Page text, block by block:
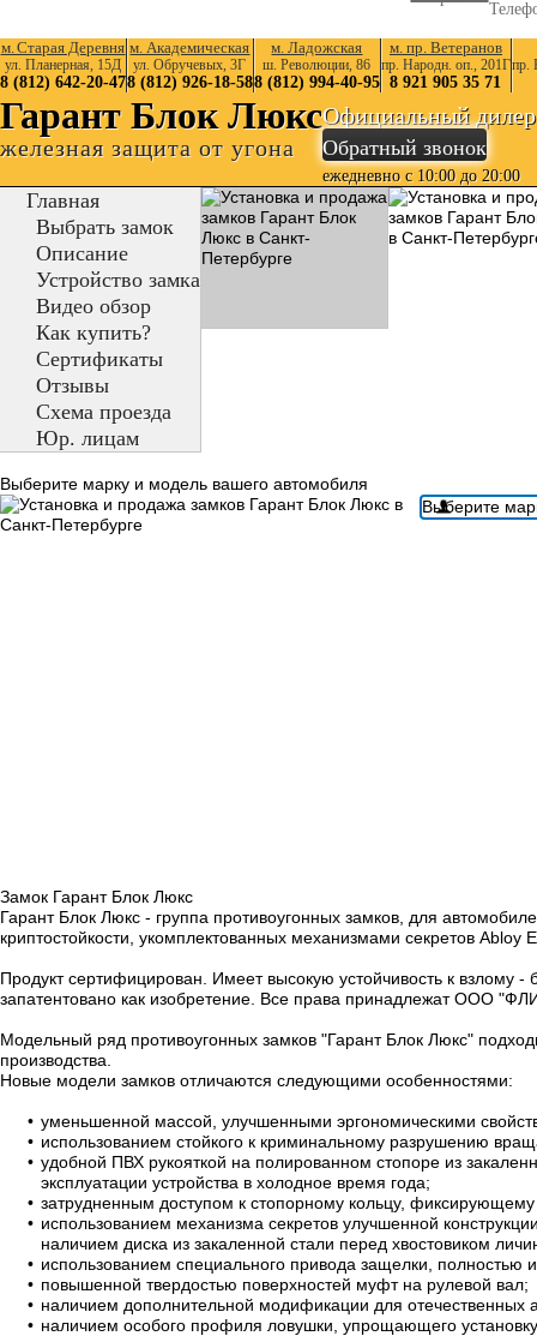
м. Старая Деревня
ул. Планерная, 15Д
8 (812) 642-20-47
м. Академическая
ул. Обручевых, 3Г
8 (812) 926-18-58
м. Ладожская
ш. Революции, 86
8 (812) 994-40-95
м. пр. Ветеранов
пр. Народн. оп., 201Г
8 921 905 35 71
пр.
Гарант Блок Люкс
железная защита от угона
Официальный
Обратный звонок
ежедневно с 10:00 до 20:00
Главная
Выбрать замок
Описание
Устройство замка
Видео обзор
Как купить?
Сертификаты
Отзывы
Схема проезда
Юр. лицам
Выберите марку и модель вашего автомобиля
Выберите
Замок Гарант Блок Люкс
Гарант Блок Люкс - группа противоугонных замков, для
криптостойкости, укомплектованных механизмами секретов
Продукт сертифицирован. Имеет высокую устойчивость к взлому -
запатентовано как изобретение. Все права принадлежат ООО
Модельный ряд противоугонных замков "Гарант Блок Люкс"
производства.
Новые модели замков отличаются следующими особенностями:
уменьшенной массой, улучшенными эргономическими
использованием стойкого к криминальному разрушению
удобной ПВХ рукояткой на полированном стопоре из
эксплуатации устройства в холодное время года;
затрудненным доступом к стопорному кольцу, фиксирующему
использованием механизма секретов улучшенной
наличием диска из закаленной стали перед хвостовиком
использованием специального привода защелки, полностью
повышенной твердостью поверхностей муфт на рулевой вал;
наличием дополнительной модификации для отечественных
наличием особого профиля ловушки, упрощающего